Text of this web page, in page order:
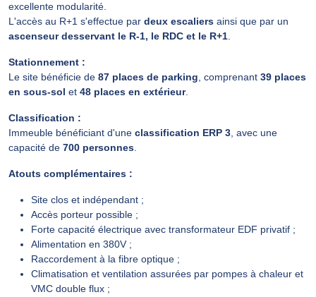
excellente modularité.
L'accès au R+1 s'effectue par deux escaliers ainsi que par un
ascenseur desservant le R-1, le RDC et le R+1
Stationnement :
Le site bénéficie de 87 places de parking , comprenant 39 places
en sous-sol et 48 places en extérieur.
Classification :
Immeuble bénéficiant d'une classification ERP 3 , avec une
capacité de 700 personnes
Atouts complémentaires :
Site clos et indépendant ;
Accès porteur possible ;
Forte capacité électrique avec transformateur EDF privatif ;
Alimentation en 380V ;
Raccordement à la fibre optique ;
Climatisation et ventilation assurées par pompes à chaleur et
VMC double flux ;